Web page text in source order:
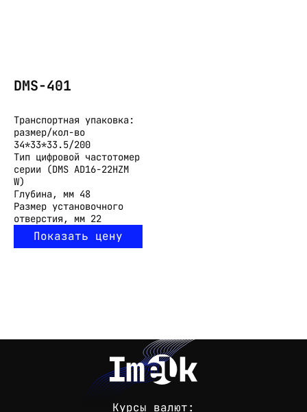
DMS-401
Транспортная упаковка:
размер/кол-во
34*33*33.5/200
Тип цифровой частотомер
серии (DMS AD16-22HZM
W)
Глубина, мм 48
Размер установочного
отверстия, мм 22
Показать цену
Курсы валют: